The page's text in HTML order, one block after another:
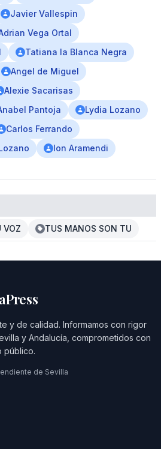
Javier Vallespin
Vega Ortal
Tatiana la Blanca Negra
Angel de Miguel
Alexie Sacarisas
Pantoja
Lydia Lozano
Carlos Ferrando
Ion Aramendi
VOZ TUS MANOS SON TU
y de calidad. Informamos con rigor
y Andalucía, comprometidos con
público.
de Sevilla